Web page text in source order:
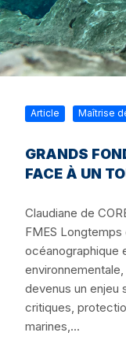
Article Maîtrise
GRANDS
FACE À UN
Claudiane de
FMES
océanographique
devenus un enjeu
critiques,
marines,...